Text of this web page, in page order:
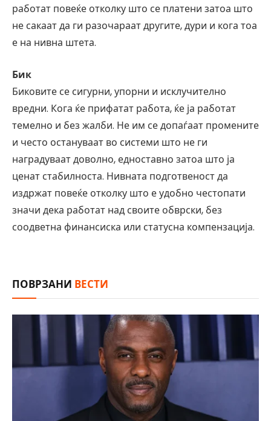
работат повеќе отколку што се платени затоа што
не сакаат да ги разочараат другите, дури и кога тоа
е на нивна штета.
Бик
Биковите се сигурни, упорни и исклучително
вредни. Кога ќе прифатат работа, ќе ја работат
темелно и без жалби. Не им се допаѓаат промените
и често остануваат во системи што не ги
наградуваат доволно, едноставно затоа што ја
ценат стабилноста. Нивната подготвеност да
издржат повеќе отколку што е удобно честопати
значи дека работат над своите обврски, без
соодветна финансиска или статусна компензација.
ПОВРЗАНИ ВЕСТИ